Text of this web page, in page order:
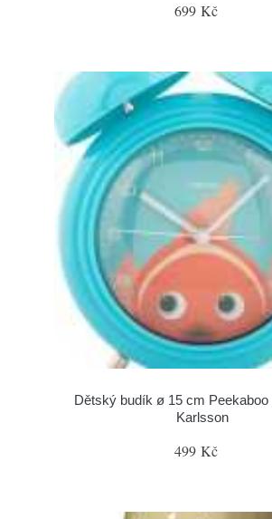
699 Kč
Dětský budík ø 15 cm Peekaboo
Karlsson
499 Kč